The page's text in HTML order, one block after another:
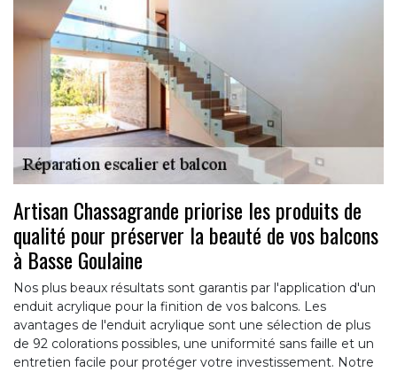
Artisan Chassagrande priorise les produits de
qualité pour préserver la beauté de vos balcons
à Basse Goulaine
Nos plus beaux résultats sont garantis par l'application d'un
enduit acrylique pour la finition de vos balcons. Les
avantages de l'enduit acrylique sont une sélection de plus
de 92 colorations possibles, une uniformité sans faille et un
entretien facile pour protéger votre investissement. Notre